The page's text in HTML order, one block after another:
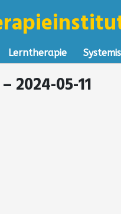
Lerntherapie
05-11